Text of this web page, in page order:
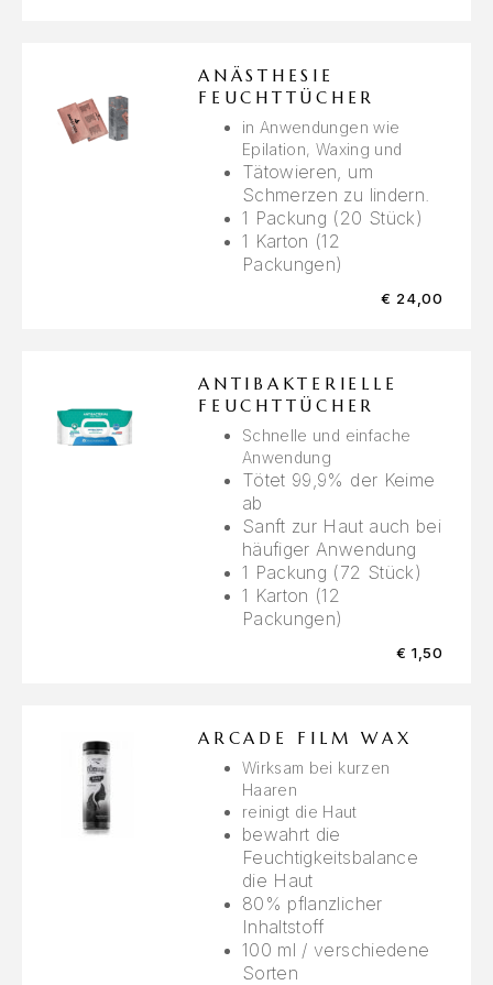
ANÄSTHESIE
FEUCHTTÜCHER
in Anwendungen wie
Epilation, Waxing und
Tätowieren, um
Schmerzen zu lindern.
1 Packung (20 Stück)
1 Karton (12
Packungen)
€ 24,00
ANTIBAKTERIELLE
FEUCHTTÜCHER
Schnelle und einfache
Anwendung
Tötet 99,9% der Keime
ab
Sanft zur Haut auch bei
häufiger Anwendung
1 Packung (72 Stück)
1 Karton (12
Packungen)
€ 1,50
ARCADE FILM WAX
Wirksam bei kurzen
Haaren
reinigt die Haut
bewahrt die
Feuchtigkeitsbalance
die Haut
80% pflanzlicher
Inhaltstoff
100 ml / verschiedene
Sorten